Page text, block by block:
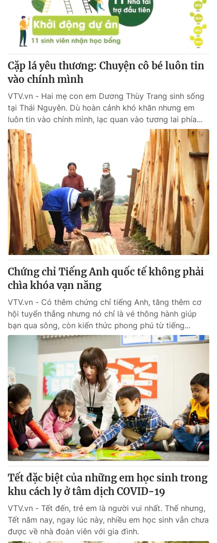
Cặp lá yêu thương: Chuyện cô bé luôn tin
vào chính mình
VTV.vn - Hai mẹ con em Dương Thùy Trang sinh sống
tại Thái Nguyên. Dù hoàn cảnh khó khăn nhưng em
luôn tin vào chính mình, lạc quan vào tương lai phía...
Chứng chỉ Tiếng Anh quốc tế không phải
chìa khóa vạn năng
VTV.vn - Có thêm chứng chỉ tiếng Anh, tăng thêm cơ
hội tuyển thẳng nhưng nó chỉ là vé thông hành giúp
bạn qua sông, còn kiến thức phong phú từ tiếng...
Tết đặc biệt của những em học sinh trong
khu cách ly ở tâm dịch COVID-19
VTV.vn - Tết đến, trẻ em là người vui nhất. Thế nhưng,
Tết năm nay, ngay lúc này, nhiều em học sinh vẫn chưa
được về nhà đoàn viên với gia đình.